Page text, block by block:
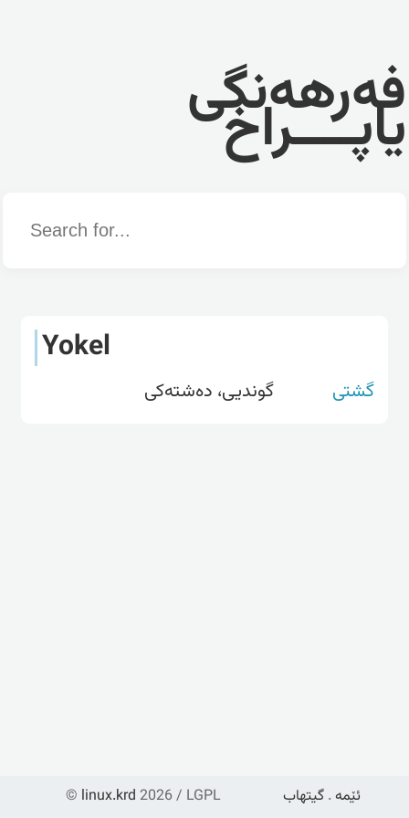
فەرهەنگی
یاپــــراخ
Word
Yokel
گشتی گوندیی، دەشتەکی
© linux.krd 2026 / LGPL ئێمە . گیتهاب